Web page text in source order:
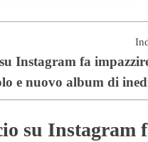
Instagram fa
e nuovo album di
su Instagram